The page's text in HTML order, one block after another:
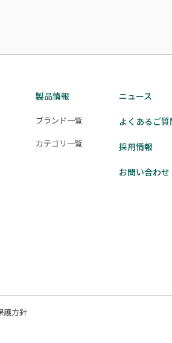
製品情報
ブランド一覧
カテゴリ一覧
ニュース
よくあるご質
採用情報
お問い合わせ
護方針